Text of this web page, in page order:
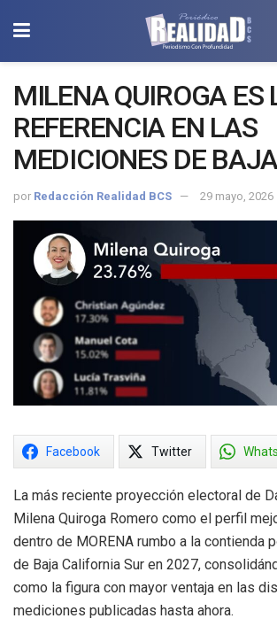
MILENA QUIROGA ES
REFERENCIA EN LAS
MEDICIONES DE BAJA
CALIFORNIA SUR
2027
por Redacción Realidad BCS 29 mayo, 2026
Facebook Twitter
La más reciente proyección electoral de
Milena Quiroga Romero como el perfil
dentro de MORENA rumbo a la contienda
de Baja California Sur en 2027,
como la figura con mayor ventaja en las
mediciones publicadas hasta ahora.